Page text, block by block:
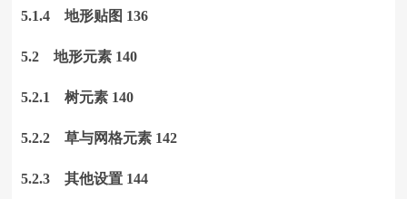
5.1.4 地形贴图 136
5.2 地形元素 140
5.2.1 树元素 140
5.2.2 草与网格元素 142
5.2.3 其他设置 144